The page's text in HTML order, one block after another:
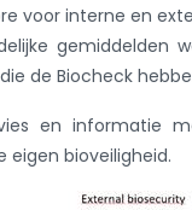
voor interne en
gemiddelden
de Biocheck
en informatie
bioveiligheid.